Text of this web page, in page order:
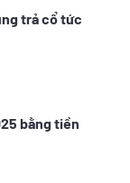
trả cổ tức
bằng tiền